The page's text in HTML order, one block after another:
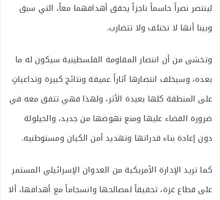
لينتصر نصراً حاسماً ناجزاً يحقق أهدافهما معاً، التي سبق
وبينا أنها لا تختلف ولا تتضارب.
وتخشى من أن انتصار المقاومة الفلسطينية سيكون له ما
بعده، وسيخلف انتصارها آثاراً عميقة ونتائج كبيرة وتداعياتٍ
على المنطقة كلها بعيدة الأثر، ولهذا فهي تتفق معه في
ضرورة القضاء عليها ومنع نهوضها من جديد، والحيلولة
دون إعادة بناء قدراتها وتهديد أمن الكيان ومستوطنيه.
كما تريد الإدارة الأمريكية من العدوان الإسرائيلي المستمر
على قطاع غزة، تحقيقاً لمصالحها وانسجاماً مع أهدافها، ألا